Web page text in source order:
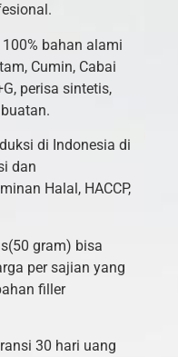
bahan alami
Cumin, Cabai
perisa sintetis,
di Indonesia di
dan
Halal, HACCP,
gram) bisa
per sajian yang
filler
30 hari uang